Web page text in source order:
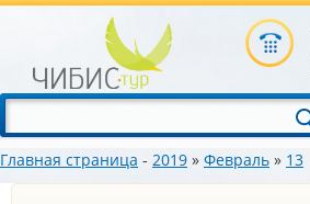
Главная страница - 2019 » Февраль » 13